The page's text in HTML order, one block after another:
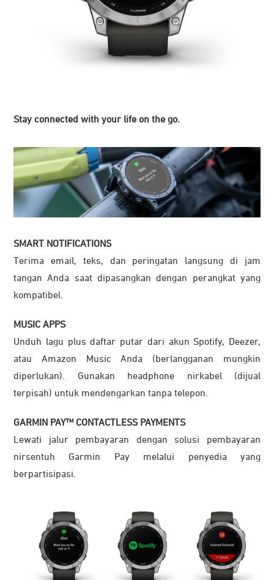
Stay connected with your life on the go.
SMART NOTIFICATIONS
Terima email, teks, dan peringatan langsung di jam
tangan Anda saat dipasangkan dengan perangkat yang
kompatibel.
MUSIC APPS
Unduh lagu plus daftar putar dari akun Spotify, Deezer,
atau Amazon Music Anda (berlangganan mungkin
diperlukan). Gunakan headphone nirkabel (dijual
terpisah) untuk mendengarkan tanpa telepon.
GARMIN PAY™ CONTACTLESS PAYMENTS
Lewati jalur pembayaran dengan solusi pembayaran
nirsentuh Garmin Pay melalui penyedia yang
berpartisipasi.